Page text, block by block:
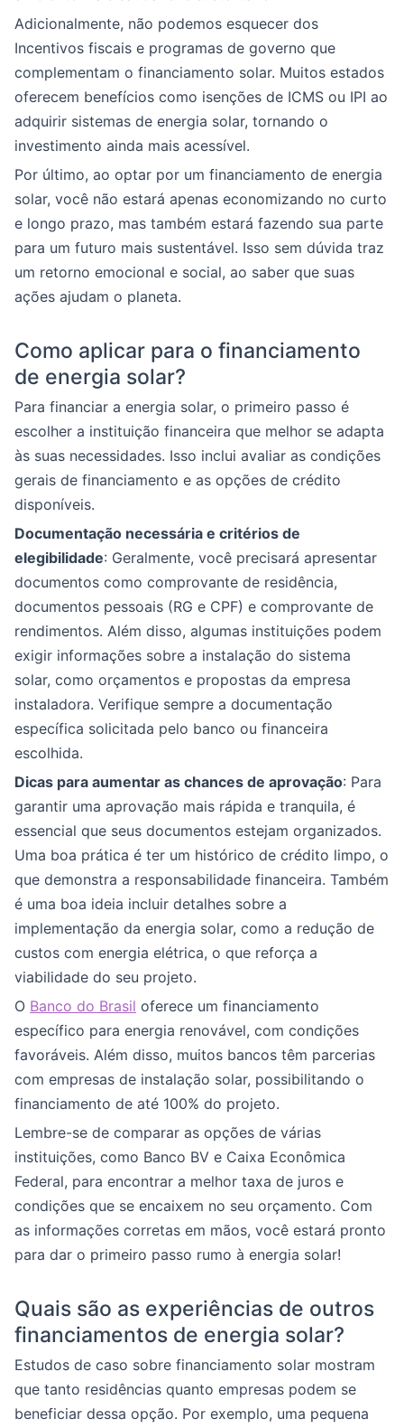
Adicionalmente, não podemos esquecer dos
Incentivos fiscais e programas de governo que
complementam o financiamento solar. Muitos estados
oferecem benefícios como isenções de ICMS ou IPI ao
adquirir sistemas de energia solar, tornando o
investimento ainda mais acessível.
Por último, ao optar por um financiamento de energia
solar, você não estará apenas economizando no curto
e longo prazo, mas também estará fazendo sua parte
para um futuro mais sustentável. Isso sem dúvida traz
um retorno emocional e social, ao saber que suas
ações ajudam o planeta.
Como aplicar para o financiamento
de energia solar?
Para financiar a energia solar, o primeiro passo é
escolher a instituição financeira que melhor se adapta
às suas necessidades. Isso inclui avaliar as condições
gerais de financiamento e as opções de crédito
disponíveis.
Documentação necessária e critérios de
elegibilidade: Geralmente, você precisará apresentar
documentos como comprovante de residência,
documentos pessoais (RG e CPF) e comprovante de
rendimentos. Além disso, algumas instituições podem
exigir informações sobre a instalação do sistema
solar, como orçamentos e propostas da empresa
instaladora. Verifique sempre a documentação
específica solicitada pelo banco ou financeira
escolhida.
Dicas para aumentar as chances de aprovação: Para
garantir uma aprovação mais rápida e tranquila, é
essencial que seus documentos estejam organizados.
Uma boa prática é ter um histórico de crédito limpo, o
que demonstra a responsabilidade financeira. Também
é uma boa ideia incluir detalhes sobre a
implementação da energia solar, como a redução de
custos com energia elétrica, o que reforça a
viabilidade do seu projeto.
O Banco do Brasil oferece um financiamento
específico para energia renovável, com condições
favoráveis. Além disso, muitos bancos têm parcerias
com empresas de instalação solar, possibilitando o
financiamento de até 100% do projeto.
Lembre-se de comparar as opções de várias
instituições, como Banco BV e Caixa Econômica
Federal, para encontrar a melhor taxa de juros e
condições que se encaixem no seu orçamento. Com
as informações corretas em mãos, você estará pronto
para dar o primeiro passo rumo à energia solar!
Quais são as experiências de outros
financiamentos de energia solar?
Estudos de caso sobre financiamento solar mostram
que tanto residências quanto empresas podem se
beneficiar dessa opção. Por exemplo, uma pequena